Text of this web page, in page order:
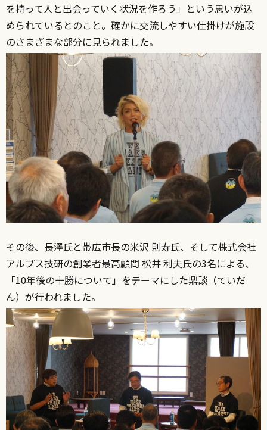
を持って人と出会っていく状況を作ろう」という思いが込
められているとのこと。確かに交流しやすい仕掛けが施設
のさまざまな部分に見られました。
その後、長澤氏と帯広市長の米沢 則寿氏、そして株式会社
アルプス技研の創業者最高顧問 松井 利夫氏の3名による、
「10年後の十勝について」をテーマにした鼎談（ていだ
ん）が行われました。